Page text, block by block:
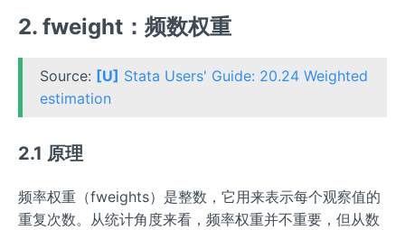
2. fweight：频数权重
Source: [U] Stata Users' Guide: 20.24 Weighted
estimation
2.1 原理
频率权重（fweights）是整数，它用来表示每个观察值的
重复次数。从统计角度来看，频率权重并不重要，但从数